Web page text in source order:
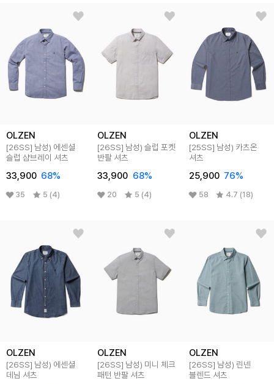
OLZEN
[26SS] 남성) 에센셜
슬럽 샴브레이 셔츠
33,900 68%
35 5 (4)
OLZEN
[26SS] 남성) 슬럽 포켓
반팔 셔츠
33,900 68%
20 5 (4)
OLZEN
[25SS] 남성) 카츠온
셔츠
25,900 76%
58 4.7 (18)
OLZEN
[26SS] 남성) 에센셜
데님 셔츠
OLZEN
[26SS] 남성) 미니 체크
패턴 반팔 셔츠
OLZEN
[26SS] 남성) 린넨
블렌드 셔츠